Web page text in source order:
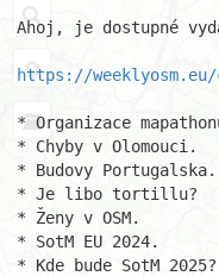
Ahoj, je dostupné
https://
* Organizace
* Chyby v Olomouci.
* Budovy Portugalska.
* Je libo tortillu?
* Ženy v OSM.
* SotM EU 2024.
* Kde bude SotM 2025?